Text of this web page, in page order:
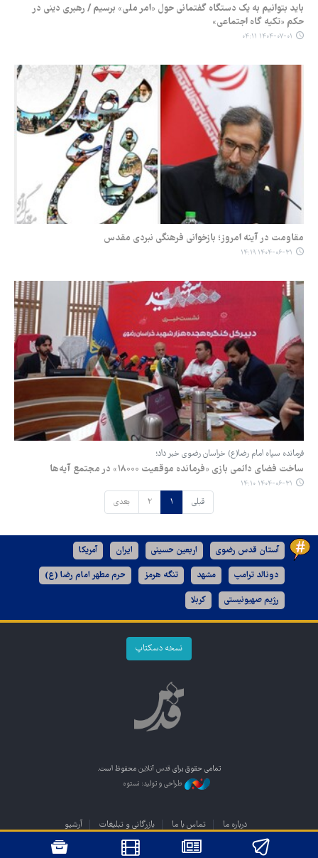
باید بتوانیم به یک دستگاه گفتمانی حول «امر ملی» برسیم / رهبری دینی در
حکم «تکیه گاه اجتماعی»
۱۴۰۴-۰۷-۰۱ ۰۴:۱۱
مقاومت در آینه امروز؛ بازخوانی فرهنگی نبردی مقدس
۱۴۰۴-۰۶-۳۱ ۱۴:۱۹
فرمانده سپاه امام رضا(ع) خراسان رضوی خبر داد؛
ساخت فضای دائمی بازی «فرمانده موقعیت ۱۸۰۰۰» در مجتمع آیه‌ها
۱۴۰۴-۰۶-۳۱ ۱۴:۱۰
قبلی ۱ ۲ بعدی
آستان قدس رضوی اربعین حسینی ایران آمریکا
دونالد ترامپ مشهد تنگه هرمز حرم مطهر امام رضا (ع)
رژیم صهیونیستی کربلا
نسخه دسکتاپ
تمامی حقوق برای قدس آنلاین محفوظ است.
طراحی و تولید: نستوه
درباره ما تماس با ما بازرگانی و تبلیغات آرشیو